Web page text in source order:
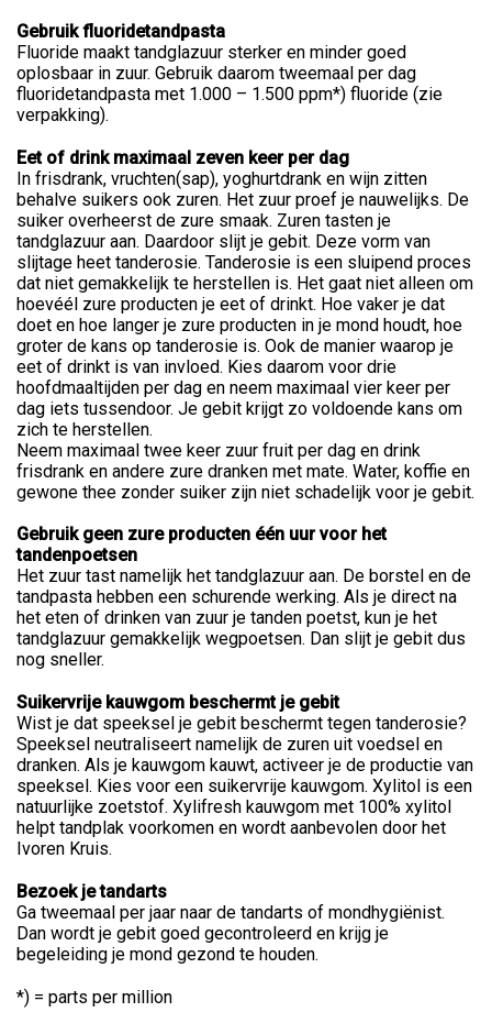
Gebruik fluoridetandpasta
Fluoride maakt tandglazuur sterker en minder goed
oplosbaar in zuur. Gebruik daarom tweemaal per dag
fluoridetandpasta met 1.000 – 1.500 ppm*) fluoride (zie
verpakking).
Eet of drink maximaal zeven keer per dag
In frisdrank, vruchten(sap), yoghurtdrank en wijn zitten
behalve suikers ook zuren. Het zuur proef je nauwelijks. De
suiker overheerst de zure smaak. Zuren tasten je
tandglazuur aan. Daardoor slijt je gebit. Deze vorm van
slijtage heet tanderosie. Tanderosie is een sluipend proces
dat niet gemakkelijk te herstellen is. Het gaat niet alleen om
hoevéél zure producten je eet of drinkt. Hoe vaker je dat
doet en hoe langer je zure producten in je mond houdt, hoe
groter de kans op tanderosie is. Ook de manier waarop je
eet of drinkt is van invloed. Kies daarom voor drie
hoofdmaaltijden per dag en neem maximaal vier keer per
dag iets tussendoor. Je gebit krijgt zo voldoende kans om
zich te herstellen.
Neem maximaal twee keer zuur fruit per dag en drink
frisdrank en andere zure dranken met mate. Water, koffie en
gewone thee zonder suiker zijn niet schadelijk voor je gebit.
Gebruik geen zure producten één uur voor het
tandenpoetsen
Het zuur tast namelijk het tandglazuur aan. De borstel en de
tandpasta hebben een schurende werking. Als je direct na
het eten of drinken van zuur je tanden poetst, kun je het
tandglazuur gemakkelijk wegpoetsen. Dan slijt je gebit dus
nog sneller.
Suikervrije kauwgom beschermt je gebit
Wist je dat speeksel je gebit beschermt tegen tanderosie?
Speeksel neutraliseert namelijk de zuren uit voedsel en
dranken. Als je kauwgom kauwt, activeer je de productie van
speeksel. Kies voor een suikervrije kauwgom. Xylitol is een
natuurlijke zoetstof. Xylifresh kauwgom met 100% xylitol
helpt tandplak voorkomen en wordt aanbevolen door het
Ivoren Kruis.
Bezoek je tandarts
Ga tweemaal per jaar naar de tandarts of mondhygiënist.
Dan wordt je gebit goed gecontroleerd en krijg je
begeleiding je mond gezond te houden.
*) = parts per million